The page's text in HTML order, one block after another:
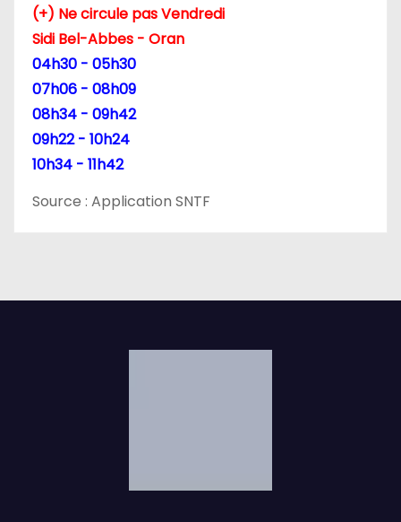
(+) Ne circule pas Vendredi
Sidi Bel-Abbes - Oran
04h30 - 05h30
07h06 - 08h09
08h34 - 09h42
09h22 - 10h24
10h34 - 11h42
Source : Application SNTF